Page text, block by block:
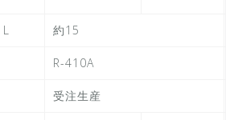
L 約15
R-410A
受注生産